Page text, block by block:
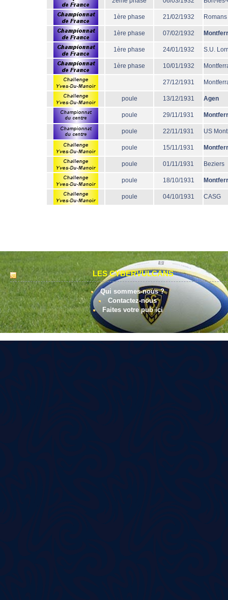
1ère phase 21/02/1932 Romans
1ère phase 07/02/1932
1ère phase 24/01/1932 S.U.
1ère phase 10/01/1932
27/12/1931
poule 13/12/1931 Agen
poule 29/11/1931
poule 22/11/1931 US
poule 15/11/1931
poule 01/11/1931 Beziers
poule 18/10/1931
poule 04/10/1931 CASG
LES CYBERVULCANS
Qui sommes-nous ?
Contactez-nous
Faites votre pub ici